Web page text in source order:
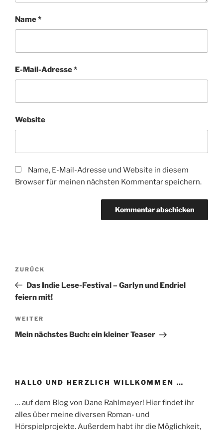
Name*
E-Mail-Adresse*
Website
Name, E-Mail-Adresse und Website in diesem
Browser für meinen nächsten Kommentar speichern.
Beitragsnavigation
Vorheriger
Beitrag
ZURÜCK
Das Indie Lese-Festival – Garlyn und Endriel
feiern mit!
Nächster
Beitrag
WEITER
Mein nächstes Buch: ein kleiner Teaser
HALLO UND HERZLICH WILLKOMMEN …
… auf dem Blog von Dane Rahlmeyer! Hier findet ihr
alles über meine diversen Roman- und
Hörspielprojekte. Außerdem habt ihr die Möglichkeit,